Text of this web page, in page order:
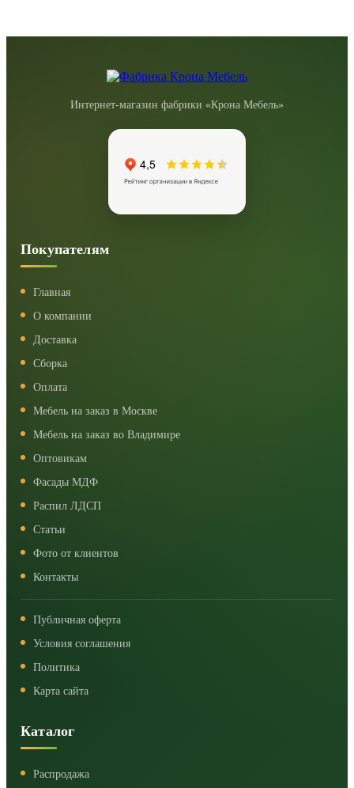
Интернет-магазин фабрики «Крона Мебель»
Покупателям
Главная
О компании
Доставка
Сборка
Оплата
Мебель на заказ в Москве
Мебель на заказ во Владимире
Оптовикам
Фасады МДФ
Распил ЛДСП
Статьи
Фото от клиентов
Контакты
Публичная оферта
Условия соглашения
Политика
Карта сайта
Каталог
Распродажа